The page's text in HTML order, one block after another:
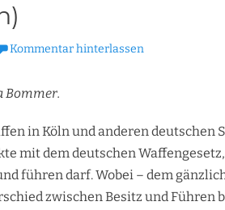
Kommentar hinterlassen
Bommer.
in Köln und anderen deutschen
mit dem deutschen
führen darf. Wobei – dem
zwischen Besitz und Führen